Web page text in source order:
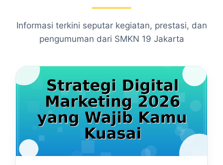
Informasi terkini seputar kegiatan, prestasi, dan
pengumuman dari SMKN 19 Jakarta